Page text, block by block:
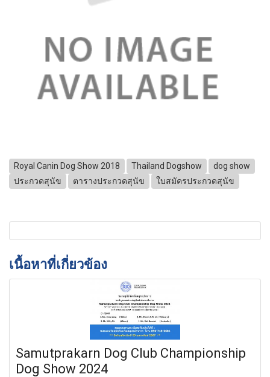
Royal Canin Dog Show 2018 Thailand Dogshow
dog show
ประกวดสุนัข
ตารางประกวดสุนัข ใบสมัครประกวดสุนัข
เนื้อหาที่เกี่ยวข้อง
Samutprakarn Dog Club Championship
Dog Show 2024